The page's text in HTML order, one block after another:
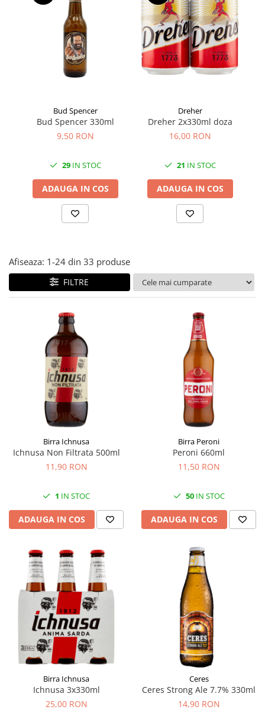
Condimente & Sare
Zahăr & Îndulcitori
Lapte & Condensat
Orez & Polenta
Bud Spencer
Bud Spencer 330ml
9,50 RON
29IN STOC
ADAUGA IN COS
Dreher
Dreher 2x330ml doza
16,00 RON
21 IN STOC
ADAUGA IN COS
Afiseaza: 1-24 din 33 produse
FILTRE
Birra Ichnusa
Ichnusa Non Filtrata 500ml
11,90 RON
1 IN STOC
ADAUGA IN COS
Birra Peroni
Peroni 660ml
11,50 RON
50IN STOC
ADAUGA IN COS
Birra Ichnusa
Ichnusa 3x330ml
25,00 RON
Ceres
Ceres Strong Ale 7.7% 330ml
14,90 RON